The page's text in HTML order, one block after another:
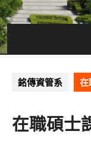
銘傳資管系
在
在職碩士